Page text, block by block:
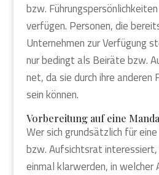
bzw.
ver­fü­gen. Per­so­nen, die
Unter­neh­men zur Ver­fü­gung
nur bedingt als Bei­rä­te bzw.
net, da sie durch ihre ande­ren
sein kön­nen.
Vor­be­rei­tung auf eine
Wer sich grund­sätz­lich für
bzw. Auf­sichts­rat
ein­mal klar­wer­den, in wel­cher